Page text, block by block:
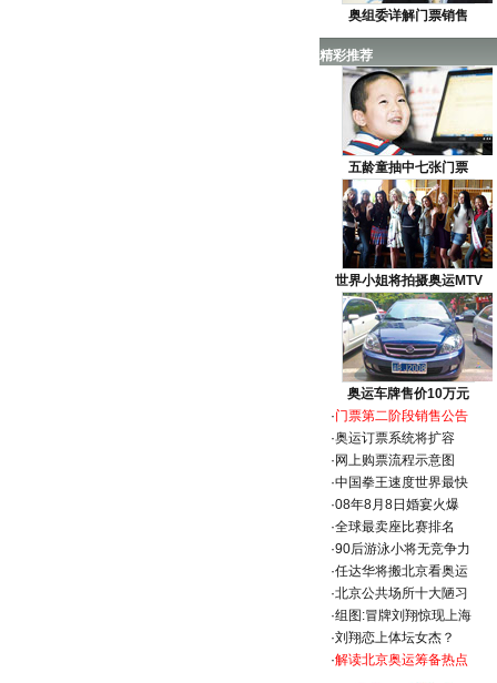
奥组委详解门票销售
精彩推荐
五龄童抽中七张门票
世界小姐将拍摄奥运MTV
奥运车牌售价10万元
·门票第二阶段销售公告
·奥运订票系统将扩容
· 网上购票流程示意图
·中国拳王速度世界最快
·08年8月8日婚宴火爆
·全球最卖座比赛排名
·90后游泳小将无竞争力
·任达华将搬北京看奥运
·北京公共场所十大陋习
·组图:冒牌刘翔惊现上海
·刘翔恋上体坛女杰？
·解读北京奥运筹备热点